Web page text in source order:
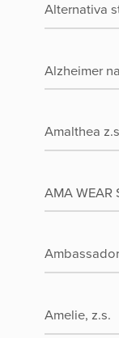
Alternativa
Alzheimer
Amalthea
AMA WEAR
Amelie, z.s.